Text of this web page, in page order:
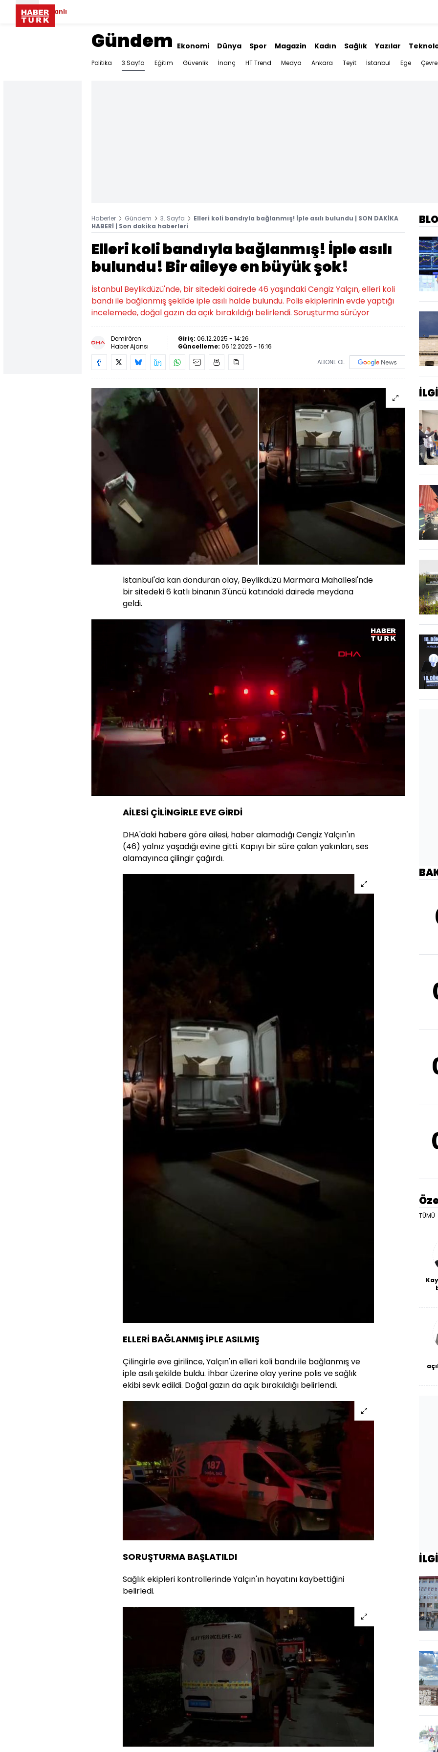
Canlı
Gündem Ekonomi Dünya Spor Magazin Kadın Sağlık Yazılar
Politika 3.Sayfa Eğitim Güvenlik İnanç HT Trend Medya Ankara Teyit İstanbul Ege Çevre
Haberler Gündem 3. Sayfa
Elleri koli bandıyla bağlanmış! İple asılı bulundu | SON DAKİKA
HABERİ | Son dakika haberleri
Elleri koli bandıyla bağlanmış! İple asılı
bulundu! Bir aileye en büyük şok!
İstanbul Beylikdüzü'nde, bir sitedeki dairede 46 yaşındaki Cengiz Yalçın, elleri koli
bandı ile bağlanmış şekilde iple asılı halde bulundu. Polis ekiplerinin evde yaptığı
incelemede, doğal gazın da açık bırakıldığı belirlendi. Soruşturma sürüyor
Demirören
Haber Ajansı
Giriş: 06.12.2025 - 14:26
Güncelleme: 06.12.2025 - 16:16
ABONE OL
İstanbul'da kan donduran olay, Beylikdüzü Marmara Mahallesi'nde
bir sitedeki 6 katlı binanın 3'üncü katındaki dairede meydana
geldi.
Aç
Hızı
AİLESİ ÇİLİNGİRLE EVE GİRDİ
DHA'daki habere göre ailesi, haber alamadığı Cengiz Yalçın'ın
(46) yalnız yaşadığı evine gitti. Kapıyı bir süre çalan yakınları, ses
alamayınca çilingir çağırdı.
ELLERİ BAĞLANMIŞ İPLE ASILMIŞ
Çilingirle eve girilince, Yalçın'ın elleri koli bandı ile bağlanmış ve
iple asılı şekilde buldu. İhbar üzerine olay yerine polis ve sağlık
ekibi sevk edildi. Doğal gazın da açık bırakıldığı belirlendi.
SORUŞTURMA BAŞLATILDI
Sağlık ekipleri kontrollerinde Yalçın'ın hayatını kaybettiğini
belirledi.
TÜMÜ